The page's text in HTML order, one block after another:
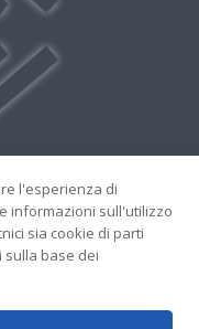
contenuti
l'esperienza di
informazioni sull'utilizzo
sia cookie di parti
base dei